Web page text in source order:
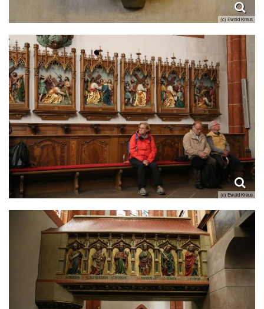
(c) Ewald Kreus
(c) Ewald Kreus